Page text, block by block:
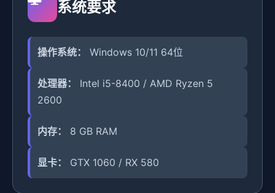
系统要求
操作系统： Windows 10/11 64位
处理器：
Intel i5-8400 / AMD Ryzen 5
2600
内存： 8 GB RAM
显卡： GTX 1060 / RX 580